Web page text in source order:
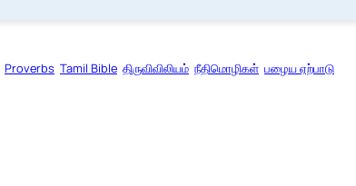
Proverbs Tamil Bible திருவிவிலியம் நீதிமொழிகள் பழைய ஏற்பாடு